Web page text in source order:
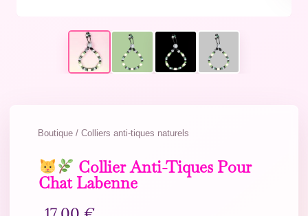
Boutique / Colliers anti-tiques naturels
Collier Anti-Tiques Pour
Chat Labenne